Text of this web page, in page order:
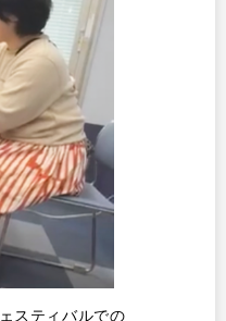
スティバルでの